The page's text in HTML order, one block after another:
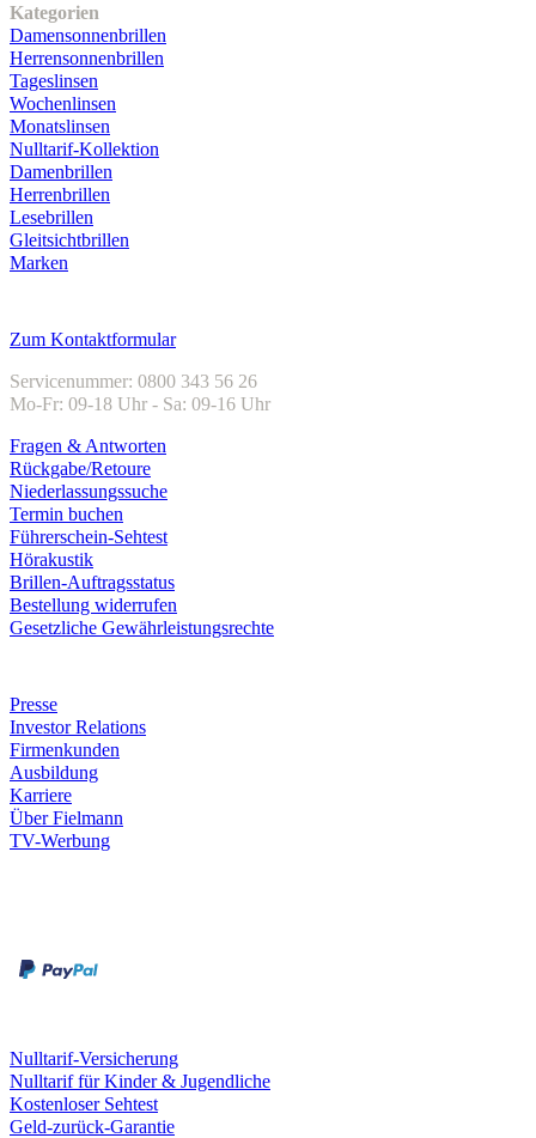
Kategorien
Damensonnenbrillen
Herrensonnenbrillen
Tageslinsen
Wochenlinsen
Monatslinsen
Nulltarif-Kollektion
Damenbrillen
Herrenbrillen
Lesebrillen
Gleitsichtbrillen
Marken
Zum Kontaktformular
Servicenummer: 0800 343 56 26
Mo-Fr: 09-18 Uhr - Sa: 09-16 Uhr
Fragen & Antworten
Rückgabe/Retoure
Niederlassungssuche
Termin buchen
Führerschein-Sehtest
Hörakustik
Brillen-Auftragsstatus
Bestellung widerrufen
Gesetzliche Gewährleistungsrechte
Presse
Investor Relations
Firmenkunden
Ausbildung
Karriere
Über Fielmann
TV-Werbung
Nulltarif-Versicherung
Nulltarif für Kinder & Jugendliche
Kostenloser Sehtest
Geld-zurück-Garantie